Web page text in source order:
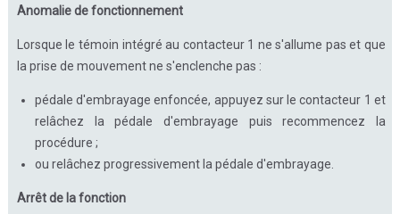
Anomalie de fonctionnement
Lorsque le témoin intégré au contacteur 1 ne s'allume pas et que
la prise de mouvement ne s'enclenche pas :
pédale d'embrayage enfoncée, appuyez sur le contacteur 1 et
relâchez la pédale d'embrayage puis recommencez la
procédure ;
ou relâchez progressivement la pédale d'embrayage.
Arrêt de la fonction